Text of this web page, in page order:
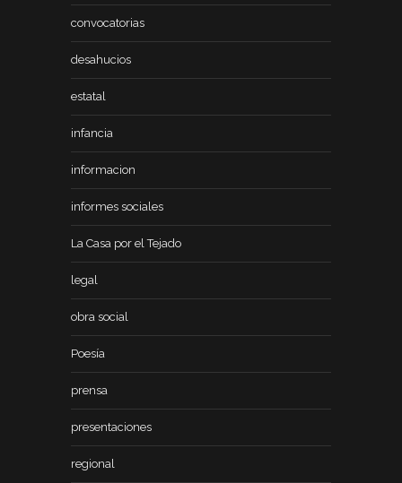
convocatorias
desahucios
estatal
infancia
informacion
informes sociales
La Casa por el Tejado
legal
obra social
Poesía
prensa
presentaciones
regional